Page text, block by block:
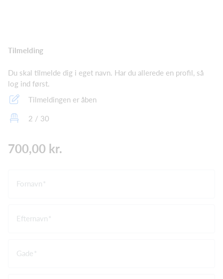
Tilmelding
Du skal tilmelde dig i eget navn. Har du allerede en profil, så
log ind først.
Tilmeldingen er åben
2 / 30
700,00 kr.
Fornavn
Efternavn
Gade